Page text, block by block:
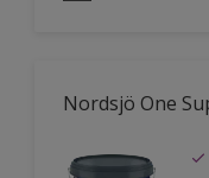
Nordsjö One